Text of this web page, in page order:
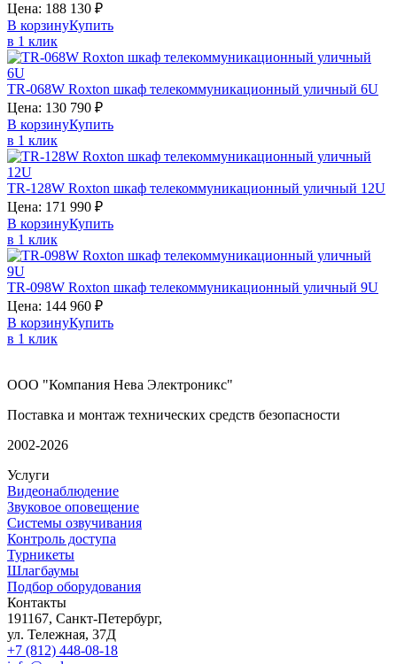
Цена: 188 130 ₽
В корзинуКупить
в 1 клик
TR-068W Roxton шкаф телекоммуникационный уличный 6U
Цена: 130 790 ₽
В корзинуКупить
в 1 клик
TR-128W Roxton шкаф телекоммуникационный уличный 12U
Цена: 171 990 ₽
В корзинуКупить
в 1 клик
TR-098W Roxton шкаф телекоммуникационный уличный 9U
Цена: 144 960 ₽
В корзинуКупить
в 1 клик
ООО "Компания Нева Электроникс"
Поставка и монтаж технических средств безопасности
2002-2026
Услуги
Видеонаблюдение
Звуковое оповещение
Системы озвучивания
Контроль доступа
Турникеты
Шлагбаумы
Подбор оборудования
Контакты
191167, Санкт-Петербург,
ул. Тележная, 37Д
+7 (812) 448-08-18